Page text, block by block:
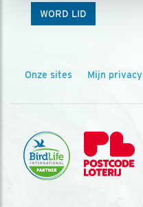
WORD LID
Onze sites Mijn privacy